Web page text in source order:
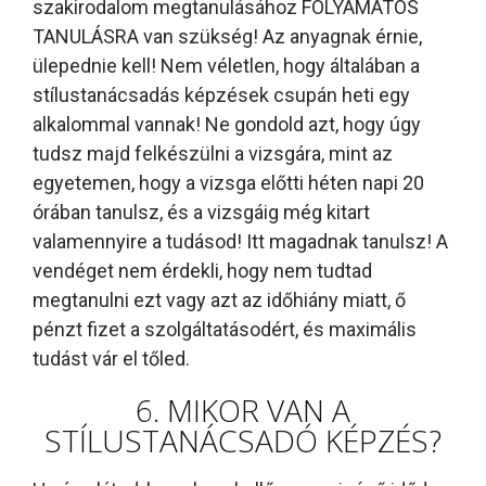
szakirodalom megtanulásához FOLYAMATOS
TANULÁSRA van szükség! Az anyagnak érnie,
ülepednie kell! Nem véletlen, hogy általában a
stílustanácsadás képzések csupán heti egy
alkalommal vannak! Ne gondold azt, hogy úgy
tudsz majd felkészülni a vizsgára, mint az
egyetemen, hogy a vizsga előtti héten napi 20
órában tanulsz, és a vizsgáig még kitart
valamennyire a tudásod! Itt magadnak tanulsz! A
vendéget nem érdekli, hogy nem tudtad
megtanulni ezt vagy azt az időhiány miatt, ő
pénzt fizet a szolgáltatásodért, és maximális
tudást vár el tőled.
6. MIKOR VAN A
STÍLUSTANÁCSADÓ KÉPZÉS?